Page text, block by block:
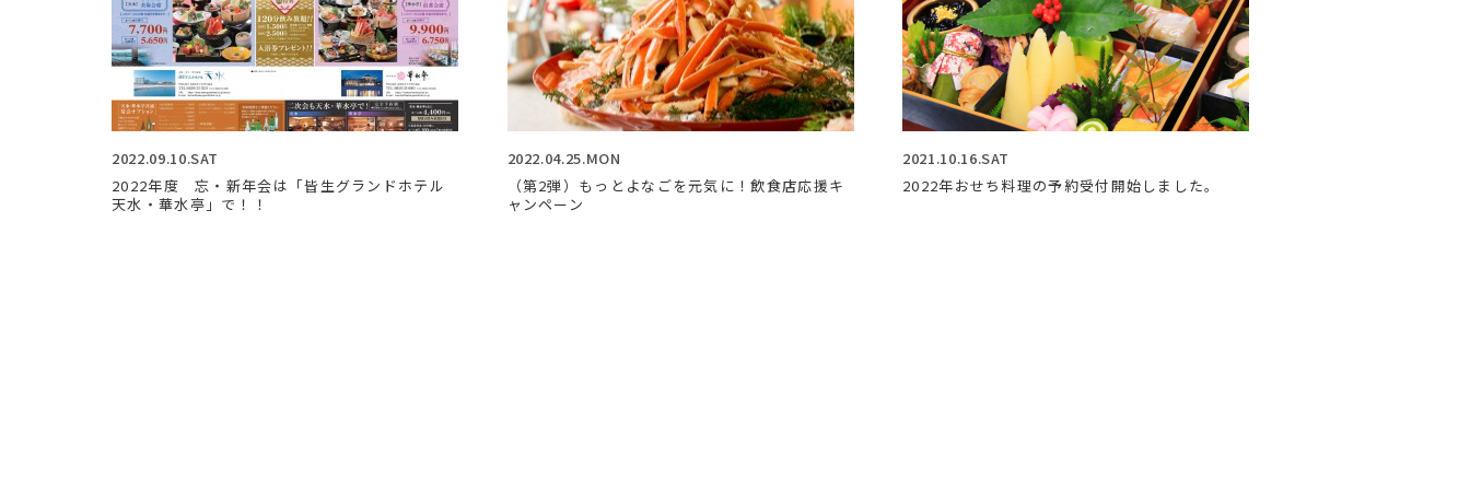
2022.09.10.SAT
2022年度 忘・新年会は「皆生グランドホテル
天水・華水亭」で！！
2022.04.25.MON
（第2弾）もっとよなごを元気に！飲食店応援キ
ャンペーン
2021.10.16.SAT
2022年おせち料理の予約受付開始しました。